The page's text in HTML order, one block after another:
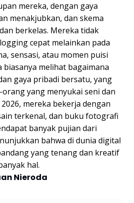
mereka, dengan gaya
menakjubkan, dan skema
berkelas. Mereka tidak
cepat melainkan pada
sensasi, atau momen puisi
biasanya melihat bagaimana
gaya pribadi bersatu, yang
yang menyukai seni dan
mereka bekerja dengan
terkenal, dan buku fotografi
banyak pujian dari
bahwa di dunia digital
yang tenang dan kreatif
hal.
Nieroda